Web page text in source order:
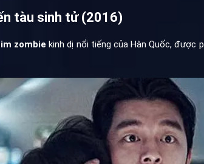
tàu sinh tử (2016)
zombie kinh dị nổi tiếng của Hàn Quốc, được